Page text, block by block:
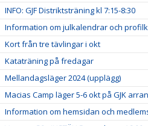
INFO: GJF Distriktsträning kl 7:15-8:30
Information om julkalendrar och
Kort från tre tävlingar i okt
Kataträning på fredagar
Mellandagsläger 2024 (upplägg)
Macias Camp läger 5-6 okt på GJK
Information om hemsidan och